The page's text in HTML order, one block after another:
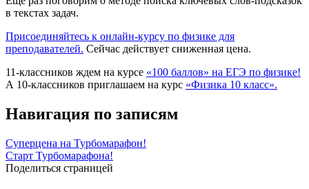
в текстах задач.
Присоединяйтесь к онлайн-курсу по физике для
преподавателей. Сейчас действует сниженная цена.
11-классников ждем на курсе «100 баллов» на ЕГЭ по физике!
А 10-классников приглашаем на курс «Физика 10 класс».
Навигация по записям
Суперцена на Турбомарафон!
Старт Турбомарафона!
Поделиться страницей